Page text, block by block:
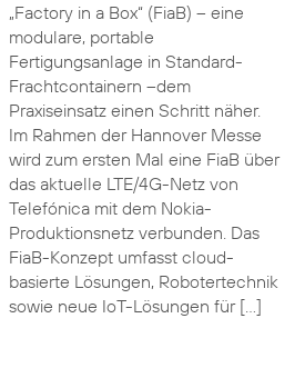
„Factory in a Box“ (FiaB) – eine
modulare, portable
Fertigungsanlage in Standard-
Frachtcontainern –dem
Praxiseinsatz einen Schritt näher.
Im Rahmen der Hannover Messe
wird zum ersten Mal eine FiaB über
das aktuelle LTE/4G-Netz von
Telefónica mit dem Nokia-
Produktionsnetz verbunden. Das
FiaB-Konzept umfasst cloud-
basierte Lösungen, Robotertechnik
sowie neue IoT-Lösungen für […]